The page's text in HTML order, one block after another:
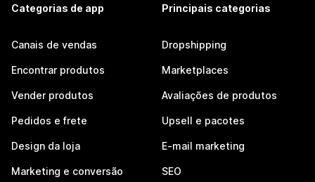
Categorias de app
Canais de vendas
Encontrar produtos
Vender produtos
Pedidos e frete
Design da loja
Marketing e conversão
Principais categorias
Dropshipping
Marketplaces
Avaliações de produtos
Upsell e pacotes
E-mail marketing
SEO